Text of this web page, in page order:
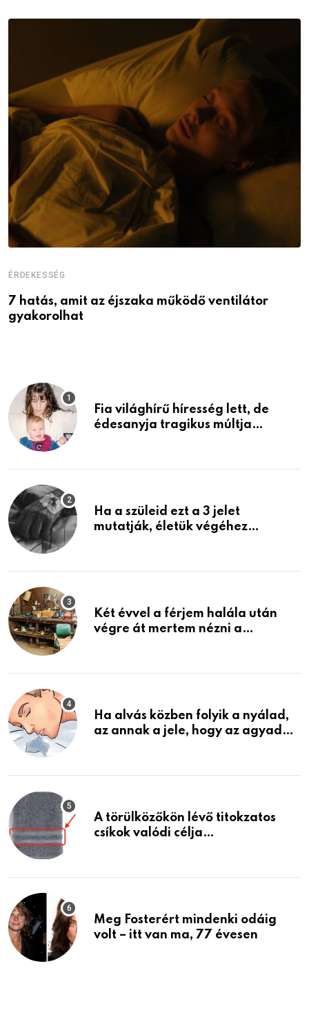
ÉRDEKESSÉG
7 hatás, amit az éjszaka működő ventilátor
gyakorolhat
Fia világhírű híresség lett, de
édesanyja tragikus múltja
Ha a szüleid ezt a 3 jelet
mutatják, életük végéhez
Két évvel a férjem halála után
végre át mertem nézni a
életemet
Ha alvás közben folyik a nyálad,
az annak a jele, hogy az agyad…
A törülközőkön lévő titokzatos
csíkok valódi célja…
Meg Fosterért mindenki odáig
volt – itt van ma, 77 évesen